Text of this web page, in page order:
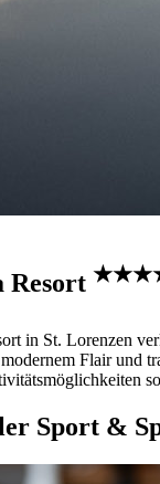
Resort
in St. Lorenzen
Flair und
Sport &